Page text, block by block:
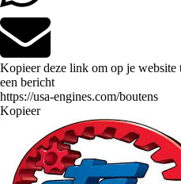
Kopieer deze link om op je website
een bericht
Kopieer